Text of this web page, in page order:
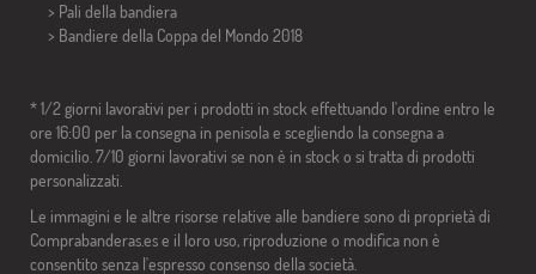
> Pali della bandiera
> Bandiere della Coppa del Mondo 2018
* 1/2 giorni lavorativi per i prodotti in stock effettuando l'ordine entro le
ore 16:00 per la consegna in penisola e scegliendo la consegna a
domicilio. 7/10 giorni lavorativi se non è in stock o si tratta di prodotti
personalizzati.
Le immagini e le altre risorse relative alle bandiere sono di proprietà di
Comprabanderas.es e il loro uso, riproduzione o modifica non è
consentito senza l'espresso consenso della società.